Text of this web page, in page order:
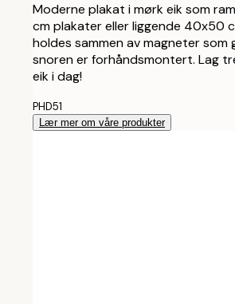
41 cm
51 cm
Moderne plakat i mørk eik som
cm plakater eller liggende 40x50
holdes sammen av magneter
snoren er forhåndsmontert. Lag
eik i dag!
PHD51
Lær mer om våre produkter